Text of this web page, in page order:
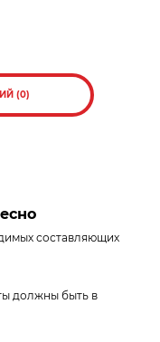
(0)
составляющих
должны быть в